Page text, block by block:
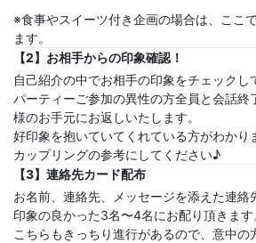
※食事やスイーツ付き企画の場合は、ここ
ます。
【2】お相手からの印象確認！
自己紹介の中でお相手の印象をチェックし
パーティーご参加の異性の方全員と会話終
様のお手元にお返しいたします。
好印象を抱いていてくれている方がわかり
カップリングの参考にしてください♪
【3】連絡先カード配布
お名前、連絡先、メッセージを添えた連絡
印象の良かった3名〜4名にお配り頂きます
こちらもきっちり進行があるので、意中の